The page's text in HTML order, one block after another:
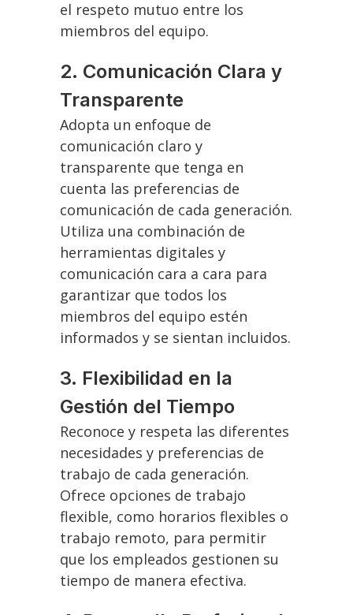
el respeto mutuo entre los
miembros del equipo.
2. Comunicación Clara y
Transparente
Adopta un enfoque de
comunicación claro y
transparente que tenga en
cuenta las preferencias de
comunicación de cada generación.
Utiliza una combinación de
herramientas digitales y
comunicación cara a cara para
garantizar que todos los
miembros del equipo estén
informados y se sientan incluidos.
3. Flexibilidad en la
Gestión del Tiempo
Reconoce y respeta las diferentes
necesidades y preferencias de
trabajo de cada generación.
Ofrece opciones de trabajo
flexible, como horarios flexibles o
trabajo remoto, para permitir
que los empleados gestionen su
tiempo de manera efectiva.